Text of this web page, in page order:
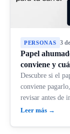
PERSONAS 3
Papel
conviene y
Descubre si el
conviene
revisar antes de
Leer más →